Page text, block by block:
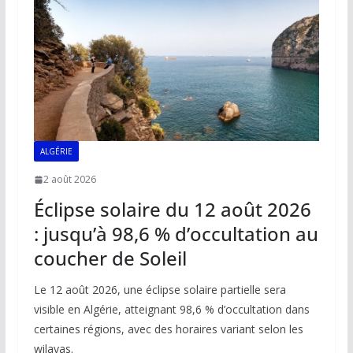
k p
ALGÉRIE
2 août 2026
Éclipse solaire du 12 août 2026
: jusqu’à 98,6 % d’occultation au
coucher de Soleil
Le 12 août 2026, une éclipse solaire partielle sera
visible en Algérie, atteignant 98,6 % d’occultation dans
certaines régions, avec des horaires variant selon les
wilayas.